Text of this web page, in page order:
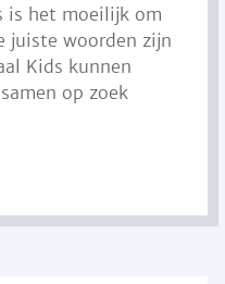
is het moeilijk om
juiste woorden zijn
Kids kunnen
op zoek